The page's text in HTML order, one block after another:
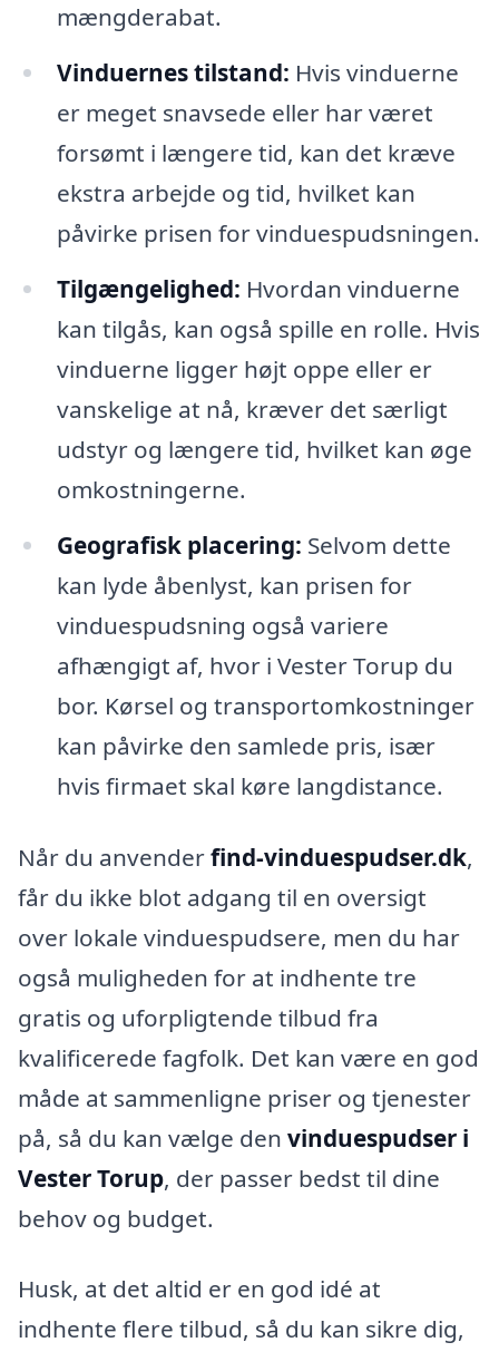
mængderabat.
Vinduernes tilstand: Hvis vinduerne
er meget snavsede eller har været
forsømt i længere tid, kan det kræve
ekstra arbejde og tid, hvilket kan
påvirke prisen for vinduespudsningen.
Tilgængelighed: Hvordan vinduerne
kan tilgås, kan også spille en rolle. Hvis
vinduerne ligger højt oppe eller er
vanskelige at nå, kræver det særligt
udstyr og længere tid, hvilket kan øge
omkostningerne.
Geografisk placering: Selvom dette
kan lyde åbenlyst, kan prisen for
vinduespudsning også variere
afhængigt af, hvor i Vester Torup du
bor. Kørsel og transportomkostninger
kan påvirke den samlede pris, især
hvis firmaet skal køre langdistance.
Når du anvenderfind-vinduespudser.dk,
får du ikke blot adgang til en oversigt
over lokale vinduespudsere, men du har
også muligheden for at indhente tre
gratis og uforpligtende tilbud fra
kvalificerede fagfolk. Det kan være en god
måde at sammenligne priser og tjenester
på, så du kan vælge den vinduespudser i
Vester Torup, der passer bedst til dine
behov og budget.
Husk, at det altid er en god idé at
indhente flere tilbud, så du kan sikre dig,